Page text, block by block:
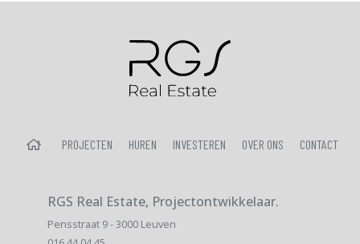
HOME PROJECTEN HUREN INVESTEREN OVER ONS CONTACT
RGS Real Estate, Projectontwikkelaar.
Pensstraat 9 - 3000 Leuven